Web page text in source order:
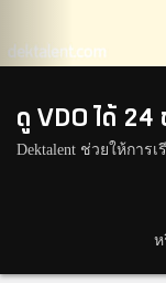
ดู VDO ได้ 24
Dektalent ช่วยให้การ
ห